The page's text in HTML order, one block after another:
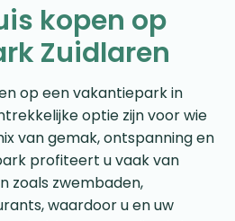
kopen op
Zuidlaren
op een vakantiepark in
optie zijn voor wie
van gemak, ontspanning en
profiteert u vaak van
zoals zwembaden,
waardoor u en uw